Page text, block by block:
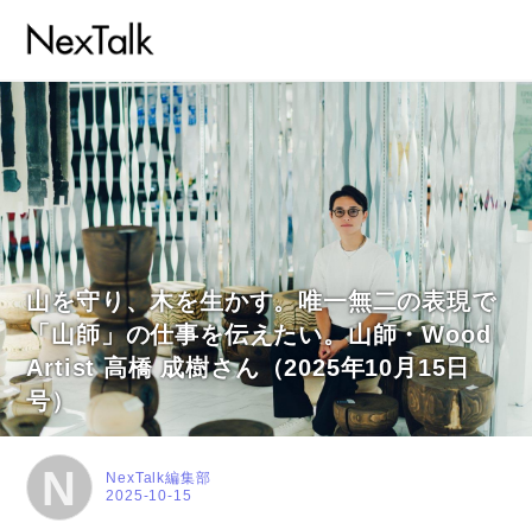
山を守り、木を生かす。唯一無二の表現で
「山師」の仕事を伝えたい。山師・Wood
Artist 高橋 成樹さん（2025年10月15日
号）
N 2025-10-15
NexTalk編集部